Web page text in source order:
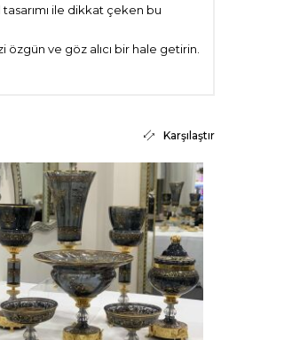
ile dikkat çeken bu
özgün ve göz alıcı bir hale getirin.
Karşılaştır